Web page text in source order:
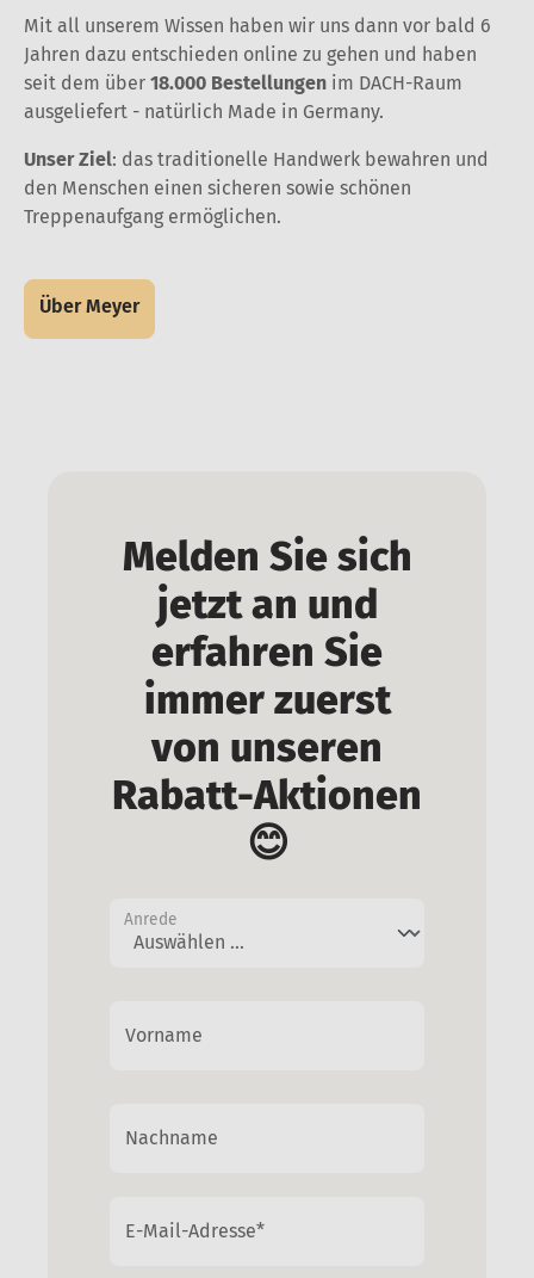
Mit all unserem Wissen haben wir uns dann vor bald 6
Jahren dazu entschieden online zu gehen und haben
seit dem über 18.000 Bestellungen im DACH-Raum
ausgeliefert - natürlich Made in Germany.
Unser Ziel: das traditionelle Handwerk bewahren und
den Menschen einen sicheren sowie schönen
Treppenaufgang ermöglichen.
Über Meyer
Melden Sie sich
jetzt an und
erfahren Sie
immer zuerst
von unseren
Rabatt-Aktionen
😊
Anrede
Vorname
Nachname
E-Mail-Adresse*